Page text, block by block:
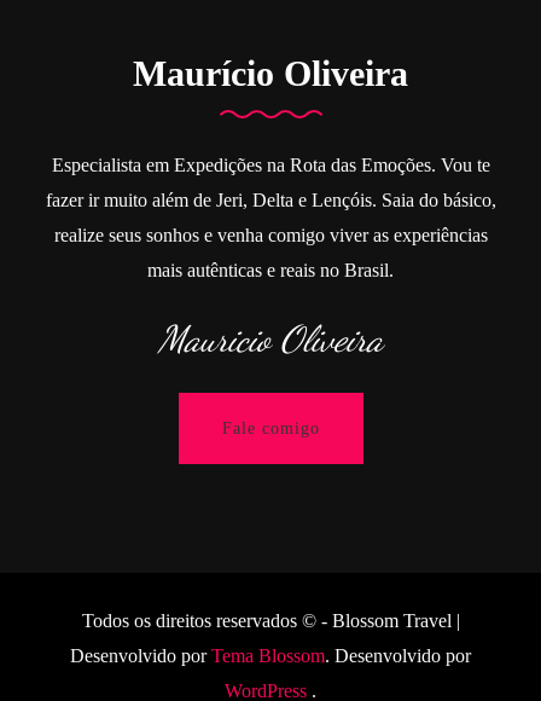
Maurício Oliveira
Especialista em Expedições na Rota das Emoções. Vou te
fazer ir muito além de Jeri, Delta e Lençóis. Saia do básico,
realize seus sonhos e venha comigo viver as experiências
mais autênticas e reais no Brasil.
Mauricio Oliveira
Fale comigo
Todos os direitos reservados © - Blossom Travel |
Desenvolvido porTema Blossom. Desenvolvido por
WordPress .